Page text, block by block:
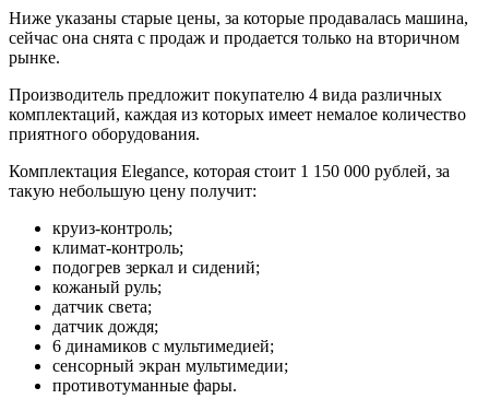
Ниже указаны старые цены, за которые продавалась машина,
сейчас она снята с продаж и продается только на вторичном
рынке.
Производитель предложит покупателю 4 вида различных
комплектаций, каждая из которых имеет немалое количество
приятного оборудования.
Комплектация Elegance, которая стоит 1 150 000 рублей, за
такую небольшую цену получит:
круиз-контроль;
климат-контроль;
подогрев зеркал и сидений;
кожаный руль;
датчик света;
датчик дождя;
6 динамиков с мультимедией;
сенсорный экран мультимедии;
противотуманные фары.